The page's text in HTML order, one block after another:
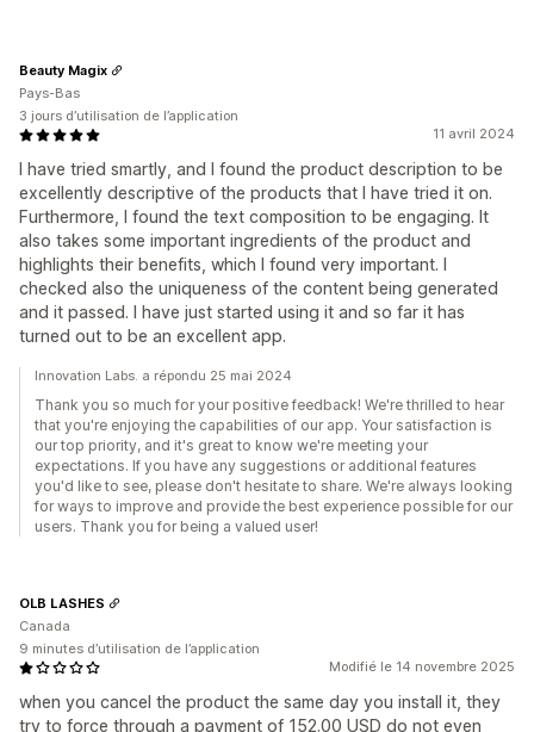
11 avril 2024
I have tried smartly, and I found the product description to be
excellently descriptive of the products that I have tried it on.
Furthermore, I found the text composition to be engaging. It
also takes some important ingredients of the product and
highlights their benefits, which I found very important. I
checked also the uniqueness of the content being generated
and it passed. I have just started using it and so far it has
turned out to be an excellent app.
Beauty Magix
Pays-Bas
3 jours d’utilisation de l’application
Innovation Labs. a répondu 25 mai 2024
Thank you so much for your positive feedback! We're thrilled to hear
that you're enjoying the capabilities of our app. Your satisfaction is
our top priority, and it's great to know we're meeting your
expectations. If you have any suggestions or additional features
you'd like to see, please don't hesitate to share. We're always looking
for ways to improve and provide the best experience possible for our
users. Thank you for being a valued user!
Modifié le 14 novembre 2025
when you cancel the product the same day you install it, they
try to force through a payment of 152.00 USD do not even
OLB LASHES
Canada
9 minutes d’utilisation de l’application